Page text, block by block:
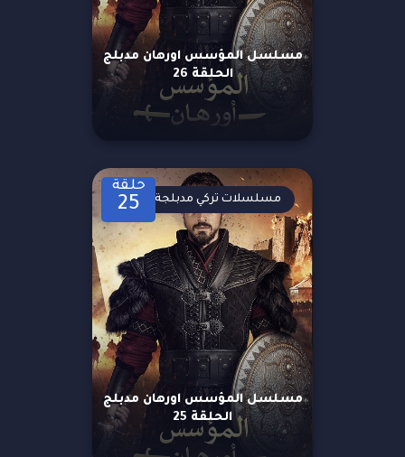
مسلسل المؤسس اورهان مدبلج
الحلقة 26
حلقة
25
مسلسل المؤسس اورهان مدبلج
الحلقة 25
مسلسلات تركي مدبلجة